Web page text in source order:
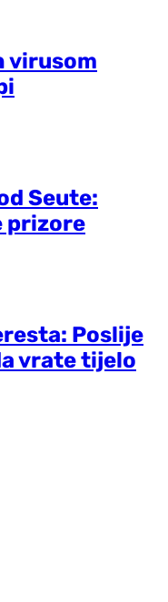
virusom
Seute:
prizore
Poslije
vrate tijelo